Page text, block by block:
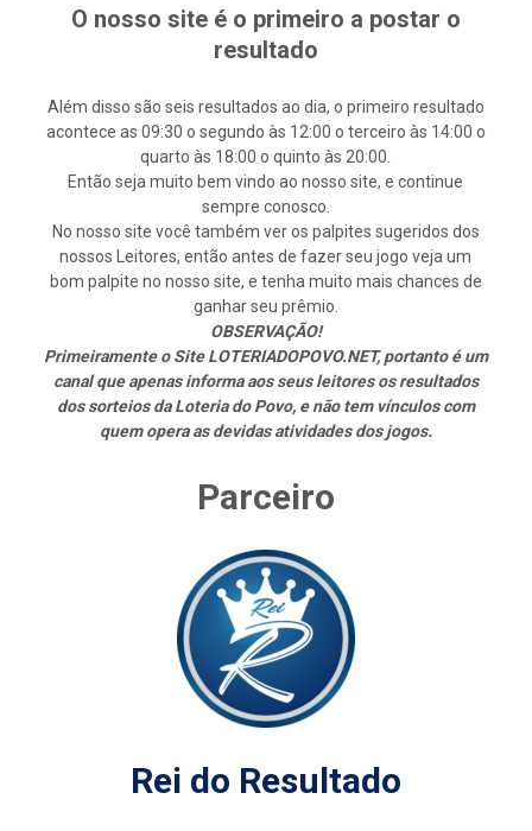
O nosso site é o primeiro a postar o
resultado
Além disso são seis resultados ao dia, o primeiro resultado
acontece as 09:30 o segundo às 12:00 o terceiro às 14:00 o
quarto às 18:00 o quinto às 20:00.
Então seja muito bem vindo ao nosso site, e continue
sempre conosco.
No nosso site você também ver os palpites sugeridos dos
nossos Leitores, então antes de fazer seu jogo veja um
bom palpite no nosso site, e tenha muito mais chances de
ganhar seu prêmio.
OBSERVAÇÃO!
Primeiramente o Site LOTERIADOPOVO.NET, portanto é um
canal que apenas informa aos seus leitores os resultados
dos sorteios da Loteria do Povo, e não tem vínculos com
quem opera as devidas atividades dos jogos.
Parceiro
Rei do Resultado